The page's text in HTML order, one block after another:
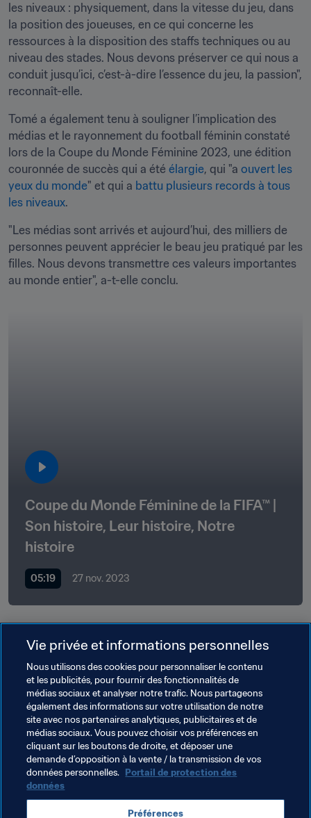
les niveaux : physiquement, dans la vitesse du jeu, dans
la position des joueuses, en ce qui concerne les
ressources à la disposition des staffs techniques ou au
niveau des stades. Nous devons préserver ce qui nous a
conduit jusqu’ici, c’est-à-dire l’essence du jeu, la passion",
reconnaît-elle.
Tomé a également tenu à souligner l’implication des
médias et le rayonnement du football féminin constaté
lors de la Coupe du Monde Féminine 2023, une édition
couronnée de succès qui a été élargie, qui "a ouvert les
yeux du monde" et qui a battu plusieurs records à tous
les niveaux.
"Les médias sont arrivés et aujourd’hui, des milliers de
personnes peuvent apprécier le beau jeu pratiqué par les
filles. Nous devons transmettre ces valeurs importantes
au monde entier", a-t-elle conclu.
Coupe du Monde Féminine de la FIFA™ |
Son histoire, Leur histoire, Notre
histoire
05:19 27 nov. 2023
Thèmes en lien
Football Féminin
Groupe d'Étude Technique (TSG) Organisation
Coupe du Monde Féminine de la FIFA 2023
Spain UEFA
Vie privée et informations personnelles
Nous utilisons des cookies pour personnaliser le contenu
et les publicités, pour fournir des fonctionnalités de
médias sociaux et analyser notre trafic. Nous partageons
également des informations sur votre utilisation de notre
site avec nos partenaires analytiques, publicitaires et de
médias sociaux. Vous pouvez choisir vos préférences en
cliquant sur les boutons de droite, et déposer une
demande d’opposition à la vente / la transmission de vos
données personnelles. Portail de protection des
données
Préférences